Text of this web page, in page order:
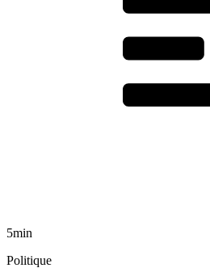
5min
Politique